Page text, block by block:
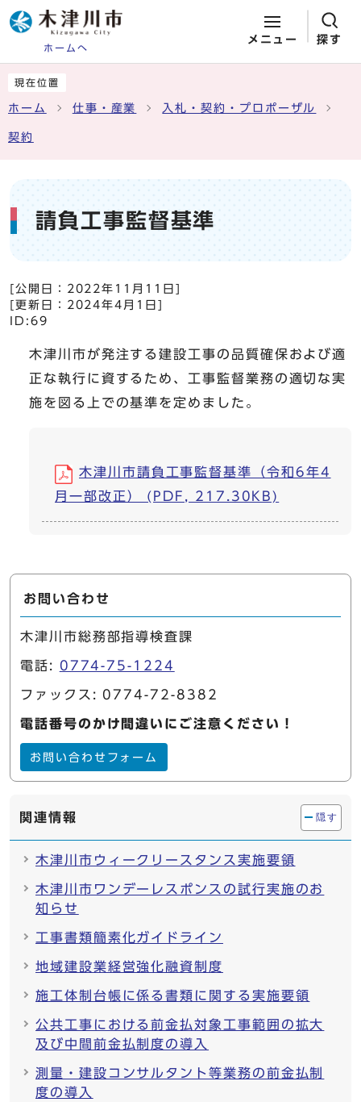
ホームへ
メニュー 探す
現在位置
ホーム 仕事・産業 入札・契約・プロポーザル
契約
請負工事監督基準
[公開日： 2022年11月11日
[更新日： 2024年4月1日
ID:69
木津川市が発注する建設工事の品質確保および適
正な執行に資するため、工事監督業務の適切な実
施を図る上での基準を定めました。
木津川市請負工事監督基準（令和6年4
月一部改正） (PDF, 217.30KB)
お問い合わせ
木津川市総務部指導検査課
電話: 0774-75-1224
ファックス: 0774-72-8382
電話番号のかけ間違いにご注意ください！
お問い合わせフォーム
関連情報 隠す
木津川市ウィークリースタンス実施要領
木津川市ワンデーレスポンスの試行実施のお
知らせ
工事書類簡素化ガイドライン
地域建設業経営強化融資制度
施工体制台帳に係る書類に関する実施要領
公共工事における前金払対象工事範囲の拡大
及び中間前金払制度の導入
測量・建設コンサルタント等業務の前金払制
度の導入